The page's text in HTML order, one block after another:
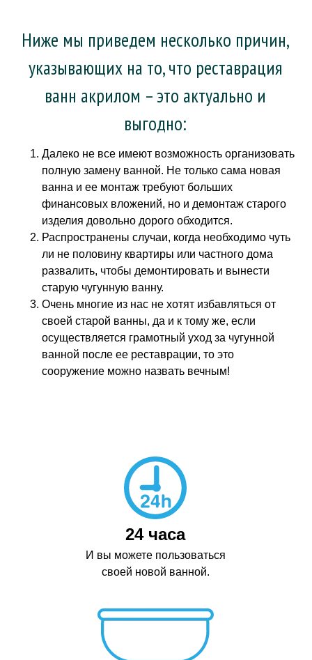
Ниже мы приведем несколько причин,
указывающих на то, что реставрация
ванн акрилом – это актуально и
выгодно:
Далеко не все имеют возможность организовать
полную замену ванной. Не только сама новая
ванна и ее монтаж требуют больших
финансовых вложений, но и демонтаж старого
изделия довольно дорого обходится.
Распространены случаи, когда необходимо чуть
ли не половину квартиры или частного дома
развалить, чтобы демонтировать и вынести
старую чугунную ванну.
Очень многие из нас не хотят избавляться от
своей старой ванны, да и к тому же, если
осуществляется грамотный уход за чугунной
ванной после ее реставрации, то это
сооружение можно назвать вечным!
24 часа
И вы можете пользоваться
своей новой ванной.